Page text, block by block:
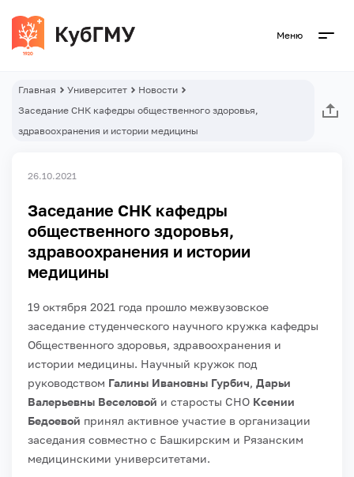
Меню
Главная Университет
Новости
Заседание СНК кафедры общественного здоровья,
здравоохранения и истории медицины
26.10.2021
Заседание СНК кафедры
общественного здоровья,
здравоохранения и истории
медицины
19 октября 2021 года прошло межвузовское
заседание студенческого научного кружка кафедры
Общественного здоровья, здравоохранения и
истории медицины. Научный кружок под
руководством Галины Ивановны Гурбич, Дарьи
Валерьевны Веселовой и старосты СНО Ксении
Бедоевой принял активное участие в организации
заседания совместно с Башкирским и Рязанским
медицинскими университетами.